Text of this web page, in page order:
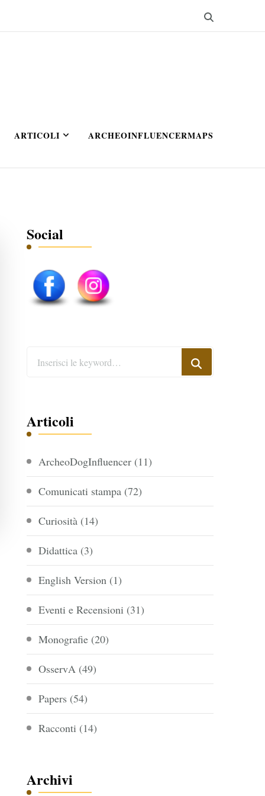
ARTICOLI ARCHEOINFLUENCERMAPS
Social
Articoli
ArcheoDogInfluencer (11)
Comunicati stampa (72)
Curiosità (14)
Didattica (3)
English Version (1)
Eventi e Recensioni (31)
Monografie (20)
OsservA (49)
Papers (54)
Racconti (14)
Archivi